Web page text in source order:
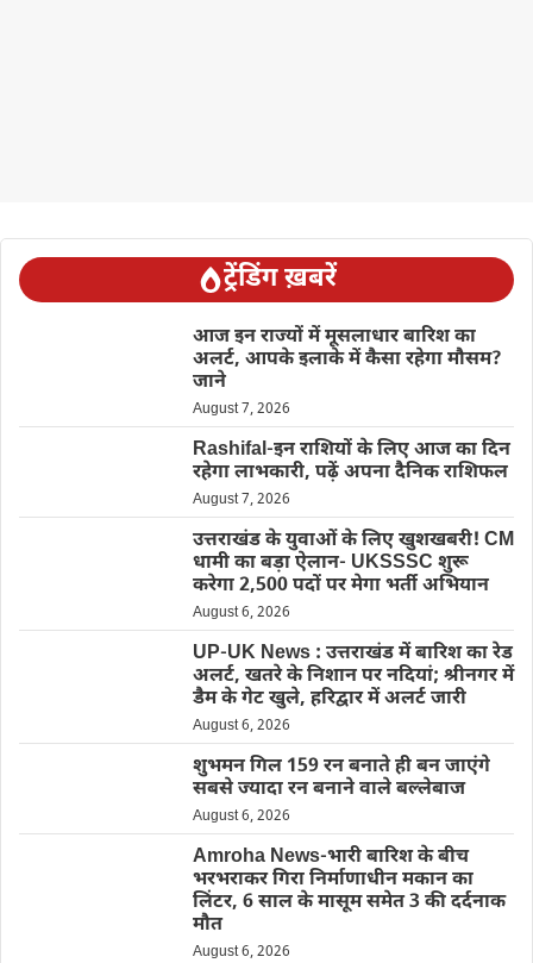
ट्रेंडिंग ख़बरें
आज इन राज्यों में मूसलाधार बारिश का
अलर्ट, आपके इलाके में कैसा रहेगा मौसम?
जाने
August 7, 2026
Rashifal-इन राशियों के लिए आज का दिन
रहेगा लाभकारी, पढ़ें अपना दैनिक राशिफल
August 7, 2026
उत्तराखंड के युवाओं के लिए खुशखबरी! CM
धामी का बड़ा ऐलान- UKSSSC शुरू
करेगा 2,500 पदों पर मेगा भर्ती अभियान
August 6, 2026
UP-UK News : उत्तराखंड में बारिश का रेड
अलर्ट, खतरे के निशान पर नदियां; श्रीनगर में
डैम के गेट खुले, हरिद्वार में अलर्ट जारी
August 6, 2026
शुभमन गिल 159 रन बनाते ही बन जाएंगे
सबसे ज्यादा रन बनाने वाले बल्लेबाज
August 6, 2026
Amroha News-भारी बारिश के बीच
भरभराकर गिरा निर्माणाधीन मकान का
लिंटर, 6 साल के मासूम समेत 3 की दर्दनाक
मौत
August 6, 2026